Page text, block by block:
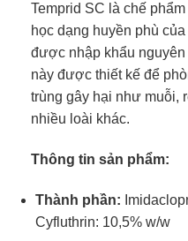
Temprid SC là chế
học dạng huyền phù
được nhập khẩu
này được thiết kế để
trùng gây hại như muỗi,
nhiều loài khác.
Thông tin sản phẩm:
Thành phần:
Cyfluthrin: 10,5% w/w